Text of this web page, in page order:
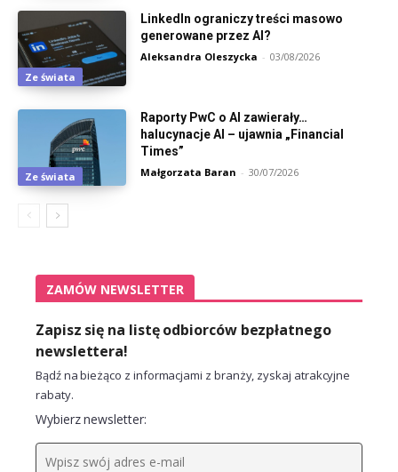
Ze świata
LinkedIn ograniczy treści masowo
generowane przez AI?
Aleksandra Oleszycka - 03/08/2026
Ze świata
Raporty PwC o AI zawierały…
halucynacje AI – ujawnia „Financial
Times”
Małgorzata Baran - 30/07/2026
ZAMÓW NEWSLETTER
Zapisz się na listę odbiorców bezpłatnego
newslettera!
Bądź na bieżąco z informacjami z branży, zyskaj atrakcyjne
rabaty.
Wybierz newsletter: